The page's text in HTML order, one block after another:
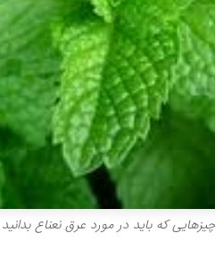
که باید در مورد عرق نعناع بدانید